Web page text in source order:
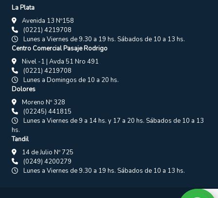
La Plata
Avenida 13 Nº158
(0221) 4219708
Lunes a Viernes de 9.30 a 19 hs. Sábados de 10 a 13 hs.
Centro Comercial Pasaje Rodrigo
Nivel -1 | Avda 51 Nro 491
(0221) 4219708
Lunes a Domingos de 10 a 20 hs.
Dolores
Moreno Nº 328
(02245) 441815
Lunes a Viernes de 9 a 14 hs. y 17 a 20 hs. Sábados de 10 a 13
hs.
Tandil
14 de Julio Nº 725
(0249) 4200279
Lunes a Viernes de 9.30 a 19 hs. Sábados de 10 a 13 hs.